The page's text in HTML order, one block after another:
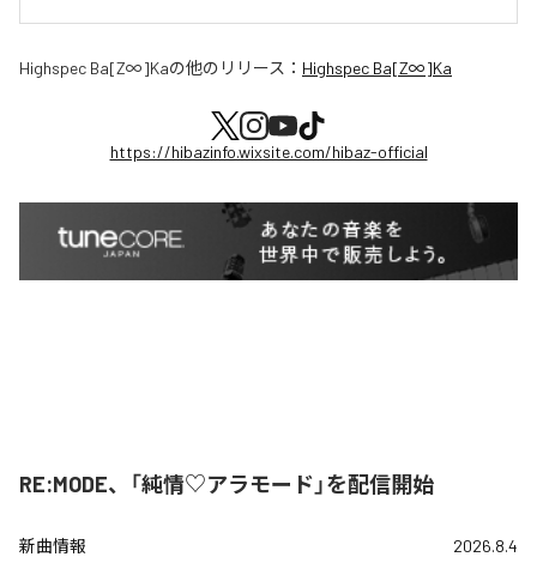
Highspec Ba[Z∞]Kaの他のリリース： Highspec Ba[Z∞]Ka
https://hibazinfo.wixsite.com/hibaz-official
RE:MODE、「純情♡アラモード」を配信開始
新曲情報 2026.8.4